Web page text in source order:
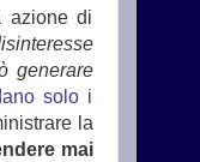
azione di
generare
solo i
la
mai